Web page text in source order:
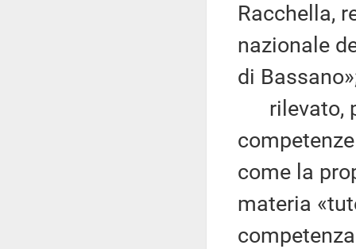
Racchella,
nazionale
di
rilevato,
come la
materia